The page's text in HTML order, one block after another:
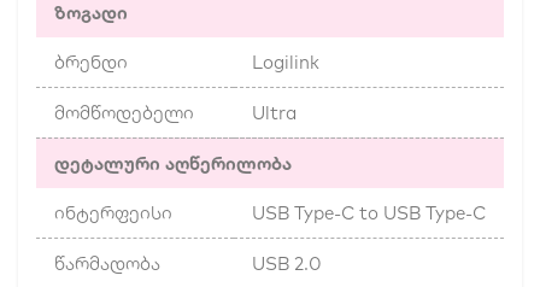
ზოგადი
ბრენდი Logilink
მომწოდებელი Ultra
დეტალური აღწერილობა
ინტერფეისი USB Type-C to USB Type-C
წარმადობა USB 2.0